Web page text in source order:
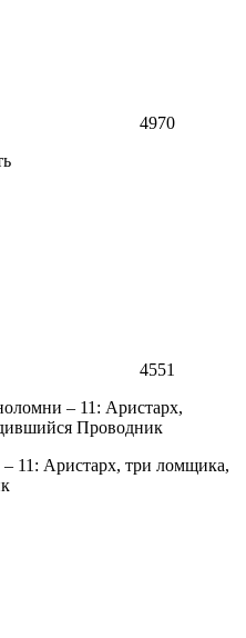
4970
4551
11: Аристарх, три ломщика,